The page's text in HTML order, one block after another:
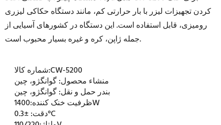
کردن تجهیزات لیزر با بار حرارتی کم، مانند دستگاه حکاکی لیزری
رومیزی، قابل استفاده است. این دستگاه در کشورهای آسیایی از
جمله ژاپن، کره و غیره بسیار محبوب است.
شماره کالا:CW-5200
منشاء محصول:گوانگژو، چین
بندر حمل و نقل:گوانگژو، چین
ظرفیت خنک کننده:1400W
دقت:±0.3°C